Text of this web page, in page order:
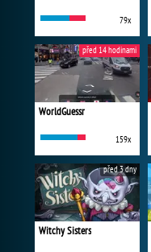
79x
WorldGuessr
159x
před 14 hodinami
Witchy Sisters
před 3 dny